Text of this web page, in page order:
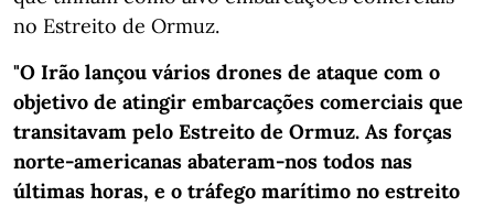
no Estreito de Ormuz.
"O Irão lançou vários drones de ataque com o
objetivo de atingir embarcações comerciais que
transitavam pelo Estreito de Ormuz. As forças
norte-americanas abateram-nos todos nas
últimas horas, e o tráfego marítimo no estreito